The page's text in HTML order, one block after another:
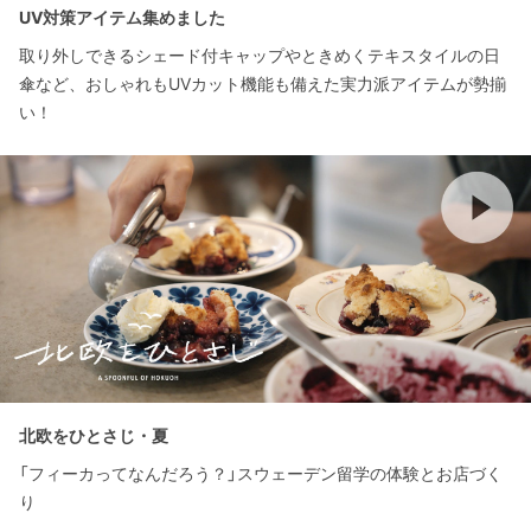
UV対策アイテム集めました
取り外しできるシェード付キャップやときめくテキスタイルの日
傘など、おしゃれもUVカット機能も備えた実力派アイテムが勢揃
い！
北欧をひとさじ・夏
「フィーカってなんだろう？」スウェーデン留学の体験とお店づく
り